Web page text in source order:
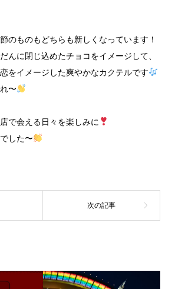
のものもどちらも新しくなっています！
んに閉じ込めたチョコをイメージして、
をイメージした爽やかなカクテルです
〜
で会える日々を楽しみに
した〜